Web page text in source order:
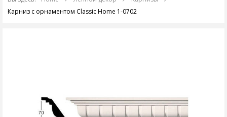
Карниз с орнаментом Classic Home 1-0702